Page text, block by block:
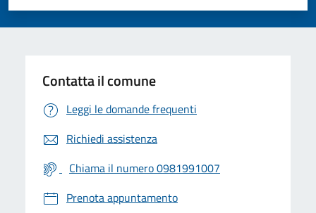
Valuta 5 stelle su 5
Valuta 4 stelle su 5
Valuta 3 stelle su 5
Valuta 2 stelle su 5
Valuta 1 stelle su 5
Contatta il comune
Leggi le domande frequenti
Richiedi assistenza
Chiama il numero 0981991007
Prenota appuntamento